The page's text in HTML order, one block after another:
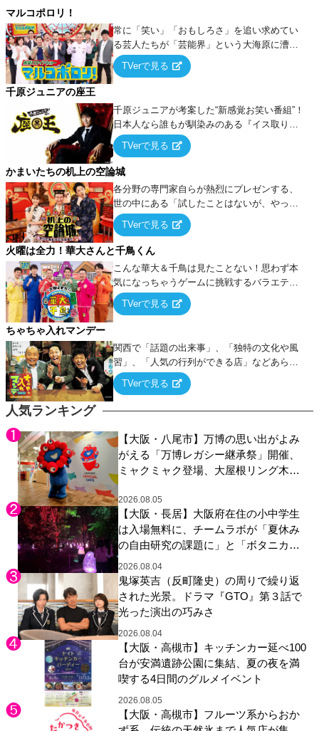
人気ランキング
【大阪・八尾市】万博の思い出がよみ
がえる「万博レガシー継承祭」開催、
ミャクミャク登場、大屋根リング木材
展示も
2026.08.05
【大阪・長居】大阪府在住の小中学生
は入場無料に、チームラボが「夏休み
の自由研究の課題に」と「ボタニカル
ガーデン 大阪」へ招待
2026.08.04
鬼塚英吉（反町隆史）の周りで繰り返
された光景。ドラマ『GTO』第３話で
光った演出の巧みさ
2026.08.04
【大阪・高槻市】キッチンカー延べ100
台が安満遺跡公園に集結、夏の夜を満
喫する4日間のグルメイベント
2026.08.05
【大阪・高槻市】フルーツ系からおか
マルコポロリ！
常に「笑い」「おもしろさ」を追い求めてい
る芸人たちが「芸能界」という大海原に漕ぎ
出でて、新たなオモシロ人間を発掘する！
TVerで見る
千原ジュニアの座王
千原ジュニアが考案した“新感覚お笑い番組”！
日本人なら誰もが馴染みのある『イス取りゲ
ーム』をベースに、大喜利・ギャグ・モノボ
ケ・歌…など様々なお題で芸人がショートネ
タを競い合う！
TVerで見る
かまいたちの机上の空論城
各分野の専門家自らが熱烈にプレゼンする、
世の中にある「試したことはないが、やって
みたらこうなる！…ハズ」という“机上の空
論”に若手芸人らがカラダを張って挑む！
TVerで見る
火曜は全力！華大さんと千鳥くん
こんな華大＆千鳥は見たことない！思わず本
気になっちゃうゲームに挑戦するバラエティ
ー！
TVerで見る
ちゃちゃ入れマンデー
関西で「話題の出来事」、「独特の文化や風
習」、「人気の行列ができる店」などあらゆ
るテーマについて好き放題にちゃちゃを入れ
ていく関西色を前面に押し出したトークバラ
TVerで見る